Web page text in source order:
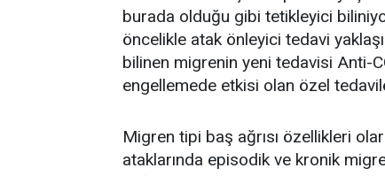
burada olduğu gibi tetikleyici
öncelikle atak önleyici tedavi
bilinen migrenin yeni tedavisi Anti-
engellemede etkisi olan özel
Migren tipi baş ağrısı özellikleri
ataklarında episodik ve kronik